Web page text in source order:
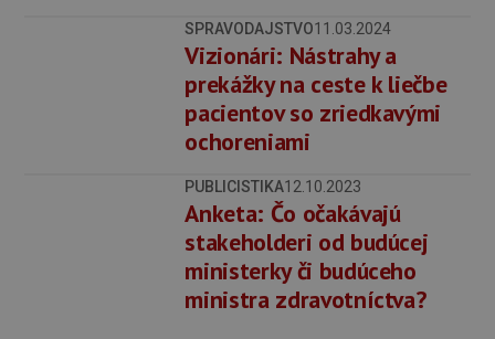
SPRAVODAJSTVO11.03.2024
Vizionári: Nástrahy a
prekážky na ceste k liečbe
pacientov so zriedkavými
ochoreniami
PUBLICISTIKA12.10.2023
Anketa: Čo očakávajú
stakeholderi od budúcej
ministerky či budúceho
ministra zdravotníctva?